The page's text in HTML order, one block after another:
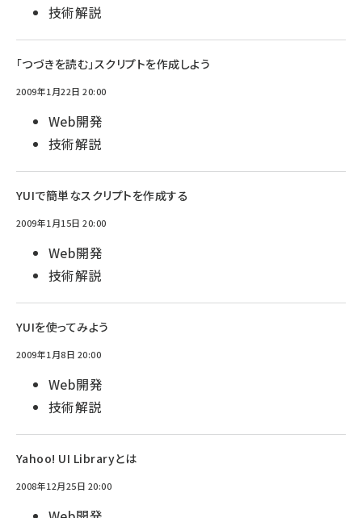
技術解説
「つづきを読む」スクリプトを作成しよう
2009年1月22日 20:00
Web開発
技術解説
YUIで簡単なスクリプトを作成する
2009年1月15日 20:00
Web開発
技術解説
YUIを使ってみよう
2009年1月8日 20:00
Web開発
技術解説
Yahoo! UI Libraryとは
2008年12月25日 20:00